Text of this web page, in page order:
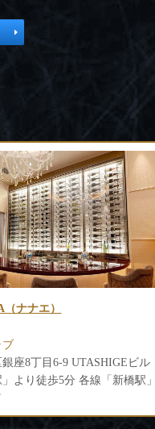
座7-5-10 第2一越ビル地下1階
銀座口より徒歩5分